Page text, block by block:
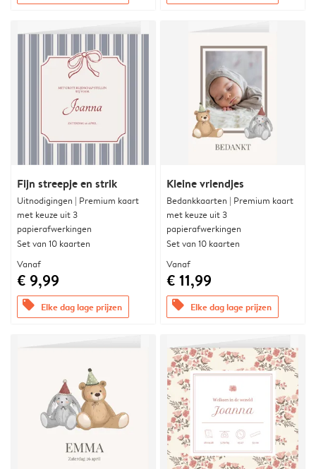
Fijn streepje en strik
Uitnodigingen | Premium kaart
met keuze uit 3
papierafwerkingen
Set van 10 kaarten
Vanaf
€ 9,99
offers Elke dag lage prijzen
Kleine vriendjes
Bedankkaarten | Premium kaart
met keuze uit 3
papierafwerkingen
Set van 10 kaarten
Vanaf
€ 11,99
offers Elke dag lage prijzen